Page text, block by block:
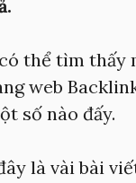
thể tìm thấy
web
số nào đấy.
là vài bài